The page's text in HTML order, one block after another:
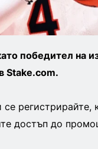
победител на
Stake.com.
регистрирайте,
достъп до